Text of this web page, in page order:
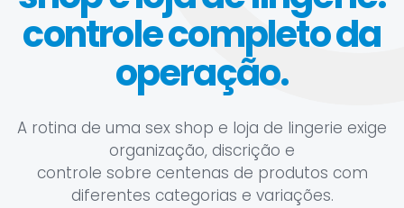
controle completo da
operação.
A rotina de uma sex shop e loja de lingerie exige
organização, discrição e
controle sobre centenas de produtos com
diferentes categorias e variações.